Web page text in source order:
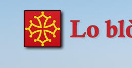
País
Paratge e Convivència